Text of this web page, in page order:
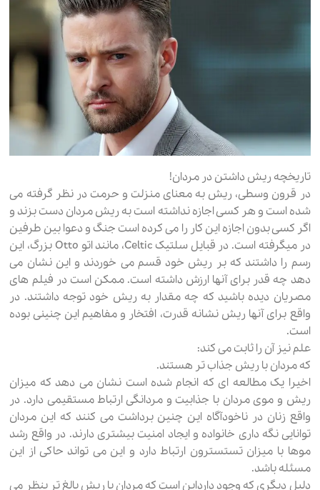
تاریخچه ریش داشتن در مردان!
در قرون وسطی، ریش به معنای منزلت و حرمت در نظر گرفته می
شده است و هر کسی اجازه نداشته است به ریش مردان دست بزند و
اگر کسی بدون اجازه این کار را می کرده است جنگ و دعوا بین طرفین
در میگرفته است. در قبایل سلتیک Celtic، مانند اتو Otto بزرگ، این
رسم را داشتند که بر ریش خود قسم می خوردند و این نشان می
دهد چه قدر برای آنها ارزش داشته است. ممکن است در فیلم های
مصریان دیده باشید که چه مقدار به ریش خود توجه داشتند. در
واقع برای آنها ریش نشانه قدرت، افتخار و مفاهیم این چنینی بوده
است.
علم نیز آن را ثابت می کند:
که مردان با ریش جذاب تر هستند.
اخیرا یک مطالعه ای که انجام شده است نشان می دهد که میزان
ریش و موی مردان با جذابیت و مردانگی ارتباط مستقیمی دارد. در
واقع زنان در ناخودآگاه این چنین برداشت می کنند که این مردان
توانایی نگه داری خانواده و ایجاد امنیت بیشتری دارند. در واقع رشد
موها با میزان تستسترون ارتباط دارد و این می تواند حاکی از این
مسئله باشد.
دلیل دیگری که وجود دارداین است که مردان با ریش بالغ تر بنظر می